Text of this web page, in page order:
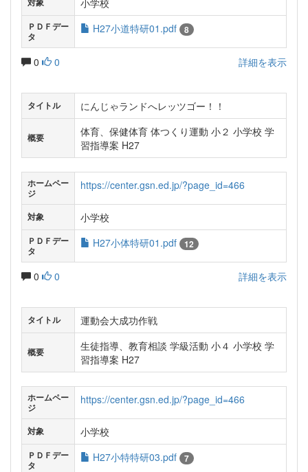
対象 小学校
ＰＤＦデー
タ
H27小道特研01.pdf 8
0 0 詳細を表示
タイトル にんじゃランドへレッツゴー！！
概要
体育、保健体育 体つくり運動 小２ 小学校 学
習指導案 H27
ホームペー
ジ
https://center.gsn.ed.jp/?page_id=466
対象 小学校
ＰＤＦデー
タ
H27小体特研01.pdf 12
0 0 詳細を表示
タイトル 運動会大成功作戦
概要
生徒指導、教育相談 学級活動 小４ 小学校 学
習指導案 H27
ホームペー
ジ
https://center.gsn.ed.jp/?page_id=466
対象 小学校
ＰＤＦデー
タ
H27小特特研03.pdf 7